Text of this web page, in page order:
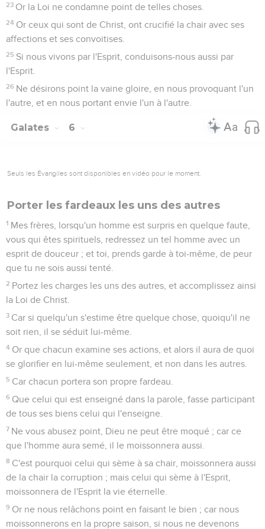
23 Or la Loi ne condamne point de telles choses.
24 Or ceux qui sont de Christ, ont crucifié la chair avec ses
affections et ses convoitises.
25 Si nous vivons par l'Esprit, conduisons-nous aussi par
l'Esprit.
26 Ne désirons point la vaine gloire, en nous provoquant l'un
l'autre, et en nous portant envie l'un à l'autre.
Galates 6
Seuls les Évangiles sont disponibles en vidéo pour le moment.
Porter les fardeaux les uns des autres
1 Mes frères, lorsqu'un homme est surpris en quelque faute,
vous qui êtes spirituels, redressez un tel homme avec un
esprit de douceur ; et toi, prends garde à toi-même, de peur
que tu ne sois aussi tenté.
2 Portez les charges les uns des autres, et accomplissez ainsi
la Loi de Christ.
3 Car si quelqu'un s'estime être quelque chose, quoiqu'il ne
soit rien, il se séduit lui-même.
4 Or que chacun examine ses actions, et alors il aura de quoi
se glorifier en lui-même seulement, et non dans les autres.
5 Car chacun portera son propre fardeau.
6 Que celui qui est enseigné dans la parole, fasse participant
de tous ses biens celui qui l'enseigne.
7 Ne vous abusez point, Dieu ne peut être moqué ; car ce
que l'homme aura semé, il le moissonnera aussi.
8 C'est pourquoi celui qui sème à sa chair, moissonnera aussi
de la chair la corruption ; mais celui qui sème à l'Esprit,
moissonnera de l'Esprit la vie éternelle.
9 Or ne nous relâchons point en faisant le bien ; car nous
moissonnerons en la propre saison, si nous ne devenons